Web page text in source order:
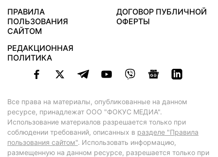
ПРАВИЛА
ПОЛЬЗОВАНИЯ
САЙТОМ
ДОГОВОР ПУБЛИЧНОЙ
ОФЕРТЫ
РЕДАКЦИОННАЯ
ПОЛИТИКА
Все права на материалы, опубликованные на данном
ресурсе, принадлежат ООО "ФОКУС МЕДИА".
Использование материалов разрешается только при
соблюдении требований, описанных в разделе "Правила
пользования сайтом". Использовать информацию,
размещенную на данном ресурсе, разрешается только при